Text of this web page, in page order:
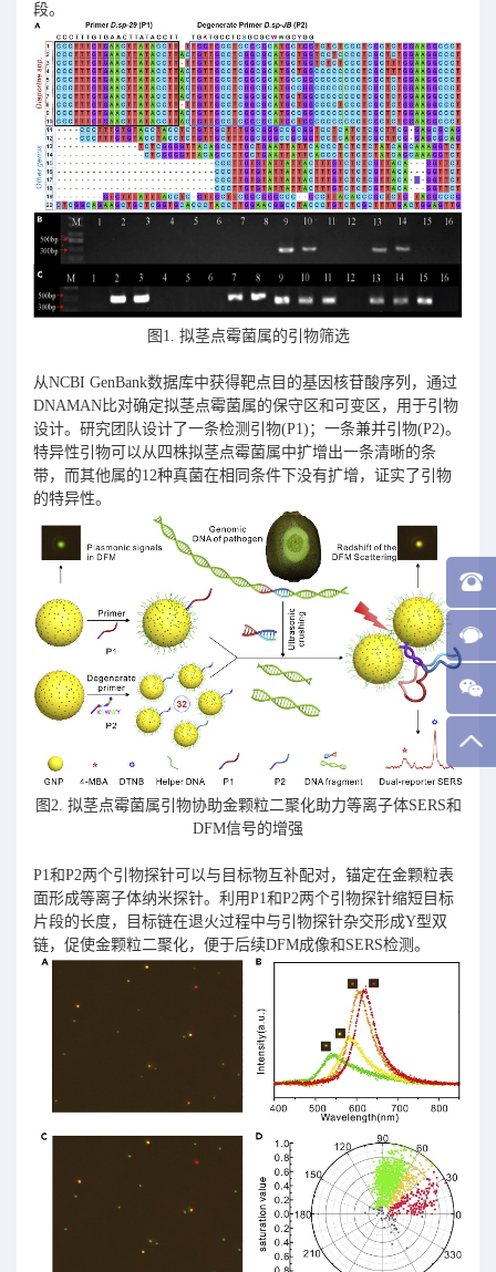
段。
图1. 拟茎点霉菌属的引物筛选
从NCBI GenBank数据库中获得靶点目的基因核苷酸序列，通过
DNAMAN比对确定拟茎点霉菌属的保守区和可变区，用于引物
设计。研究团队设计了一条检测引物(P1)；一条兼并引物(P2)。
特异性引物可以从四株拟茎点霉菌属中扩增出一条清晰的条
带，而其他属的12种真菌在相同条件下没有扩增，证实了引物
的特异性。
图2. 拟茎点霉菌属引物协助金颗粒二聚化助力等离子体SERS和
DFM信号的增强
P1和P2两个引物探针可以与目标物互补配对，锚定在金颗粒表
面形成等离子体纳米探针。利用P1和P2两个引物探针缩短目标
片段的长度，目标链在退火过程中与引物探针杂交形成Y型双
链，促使金颗粒二聚化，便于后续DFM成像和SERS检测。